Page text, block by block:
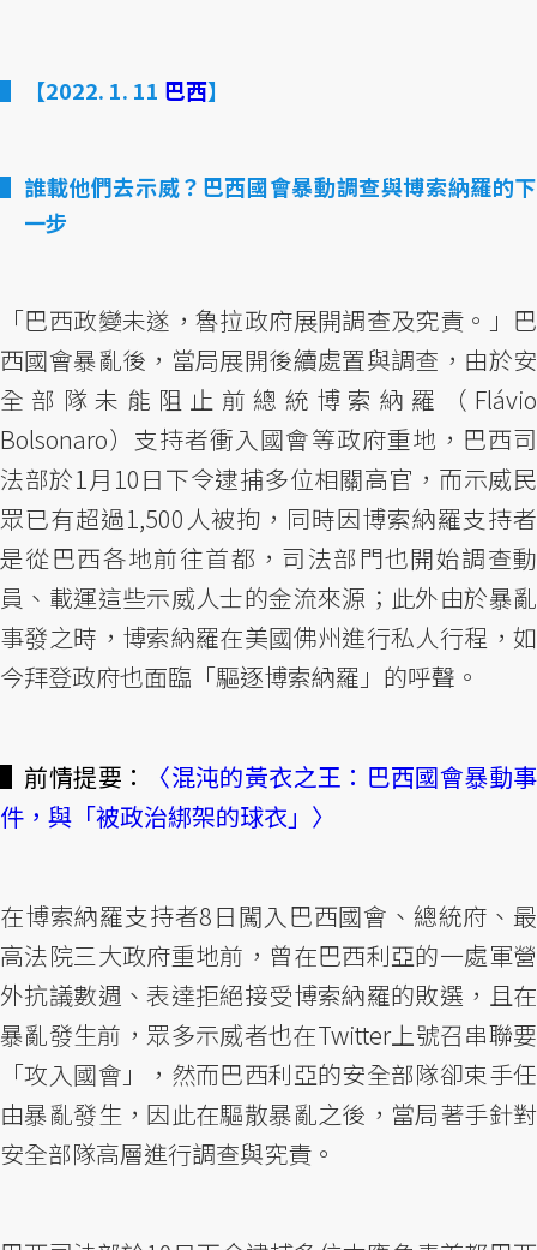
【2022. 1. 11 巴西】
誰載他們去示威？巴西國會暴動調查與博索納羅的下
一步
「巴西政變未遂，魯拉政府展開調查及究責。」巴
西國會暴亂後，當局展開後續處置與調查，由於安
全部隊未能阻止前總統博索納羅（Flávio
Bolsonaro）支持者衝入國會等政府重地，巴西司
法部於1月10日下令逮捕多位相關高官，而示威民
眾已有超過1,500人被拘，同時因博索納羅支持者
是從巴西各地前往首都，司法部門也開始調查動
員、載運這些示威人士的金流來源；此外由於暴亂
事發之時，博索納羅在美國佛州進行私人行程，如
今拜登政府也面臨「驅逐博索納羅」的呼聲。
▌前情提要：
〈混沌的黃衣之王：巴西國會暴動事
件，與「被政治綁架的球衣」〉
在博索納羅支持者8日闖入巴西國會、總統府、最
高法院三大政府重地前，曾在巴西利亞的一處軍營
外抗議數週、表達拒絕接受博索納羅的敗選，且在
暴亂發生前，眾多示威者也在Twitter上號召串聯要
「攻入國會」，然而巴西利亞的安全部隊卻束手任
由暴亂發生，因此在驅散暴亂之後，當局著手針對
安全部隊高層進行調查與究責。